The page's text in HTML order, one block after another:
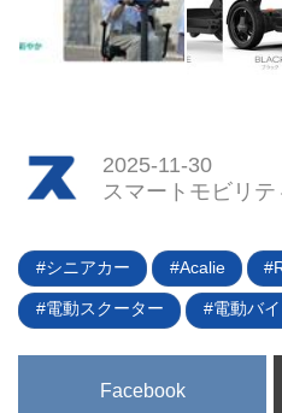
2025-11-30
スマートモビリ
シニアカー Acalie
電動スクーター 電動バイ
Facebook